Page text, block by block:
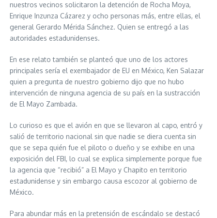
nuestros vecinos solicitaron la detención de Rocha Moya,
Enrique Inzunza Cázarez y ocho personas más, entre ellas, el
general Gerardo Mérida Sánchez. Quien se entregó a las
autoridades estadunidenses.
En ese relato también se planteó que uno de los actores
principales sería el exembajador de EU en México, Ken Salazar
quien a pregunta de nuestro gobierno dijo que no hubo
intervención de ninguna agencia de su país en la sustracción
de El Mayo Zambada.
Lo curioso es que el avión en que se llevaron al capo, entró y
salió de territorio nacional sin que nadie se diera cuenta sin
que se sepa quién fue el piloto o dueño y se exhibe en una
exposición del FBI, lo cual se explica simplemente porque fue
la agencia que “recibió” a El Mayo y Chapito en territorio
estadunidense y sin embargo causa escozor al gobierno de
México.
Para abundar más en la pretensión de escándalo se destacó